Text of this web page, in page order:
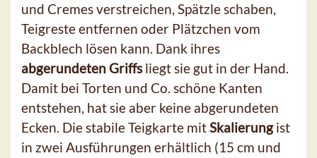
und Cremes verstreichen, Spätzle schaben,
Teigreste entfernen oder Plätzchen vom
Backblech lösen kann. Dank ihres
abgerundeten Griffsliegt sie gut in der Hand.
Damit bei Torten und Co. schöne Kanten
entstehen, hat sie aber keine abgerundeten
Ecken. Die stabile Teigkarte mitSkalierungist
in zwei Ausführungen erhältlich (15 cm und